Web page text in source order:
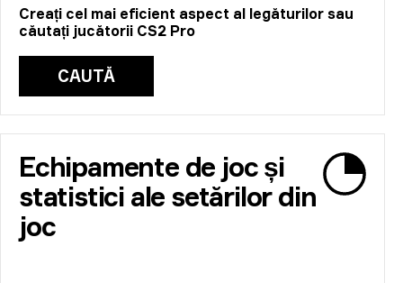
Creați cel mai eficient aspect al legăturilor sau
căutați jucătorii CS2 Pro
CAUTĂ
Echipamente de joc și
statistici ale setărilor din
joc